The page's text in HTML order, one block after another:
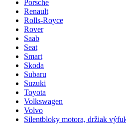
Porsche
Renault
Rolls-Royce
Rover
Saab
Seat
Smart
Skoda
Subaru
Suzuki
Toyota
Volkswagen
Volvo
Silentbloky motora, držiak